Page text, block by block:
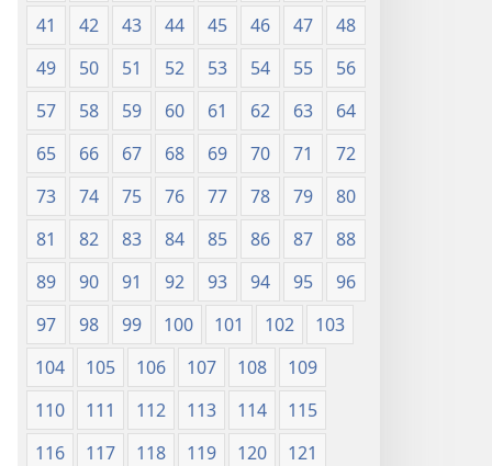
41
42 43 44 45 46 47
48
49
50 51 52 53 54 55
56
57
58 59 60 61 62 63
64
65
66 67 68 69 70 71
72
73
74 75 76 77 78 79
80
81
82 83 84 85 86 87
88
89
90 91 92 93 94 95
96
97
98 99 100 101 102
103
104
105 106 107 108
109
110
111 112 113 114
115
116
117 118 119 120
121